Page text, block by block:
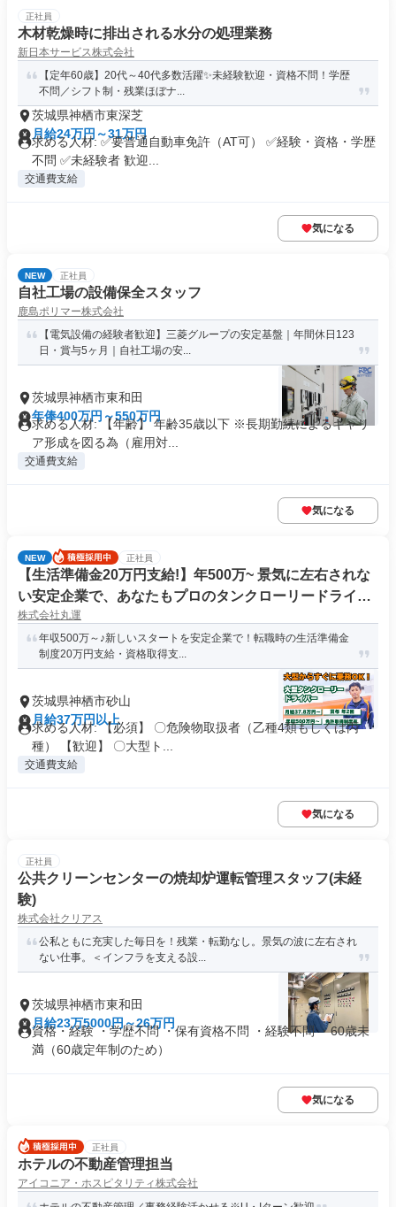
正社員
木材乾燥時に排出される水分の処理業務
新日本サービス株式会社
【定年60歳】20代～40代多数活躍✨未経験歓迎・資格不問！学歴
不問／シフト制・残業ほぼナ...
茨城県神栖市東深芝
月給24万円～31万円
求める人材: ✅要普通自動車免許（AT可） ✅経験・資格・学歴
不問 ✅未経験者 歓迎...
交通費支給
気になる
NEW 正社員
自社工場の設備保全スタッフ
鹿島ポリマー株式会社
【電気設備の経験者歓迎】三菱グループの安定基盤｜年間休日123
日・賞与5ヶ月｜自社工場の安...
茨城県神栖市東和田
年俸400万円～550万円
求める人材: 【年齢】 年齢35歳以下 ※長期勤続によるキャリ
ア形成を図る為（雇用対...
交通費支給
気になる
NEW 正社員
【生活準備金20万円支給!】年500万~ 景気に左右されな
い安定企業で、あなたもプロのタンクローリードライバ
ーに!【福利厚生充実】
株式会社丸運
年収500万～♪新しいスタートを安定企業で！転職時の生活準備金
制度20万円支給・資格取得支...
茨城県神栖市砂山
月給37万円以上
求める人材: 【必須】 〇危険物取扱者（乙種4類もしくは丙
種） 【歓迎】 〇大型ト...
交通費支給
気になる
正社員
公共クリーンセンターの焼却炉運転管理スタッフ(未経
験)
株式会社クリアス
公私ともに充実した毎日を！残業・転勤なし。景気の波に左右され
ない仕事。＜インフラを支える設...
茨城県神栖市東和田
月給23万5000円～26万円
資格・経験 ・学歴不問 ・保有資格不問 ・経験不問 ・60歳未
満（60歳定年制のため）
気になる
正社員
ホテルの不動産管理担当
アイコニア・ホスピタリティ株式会社